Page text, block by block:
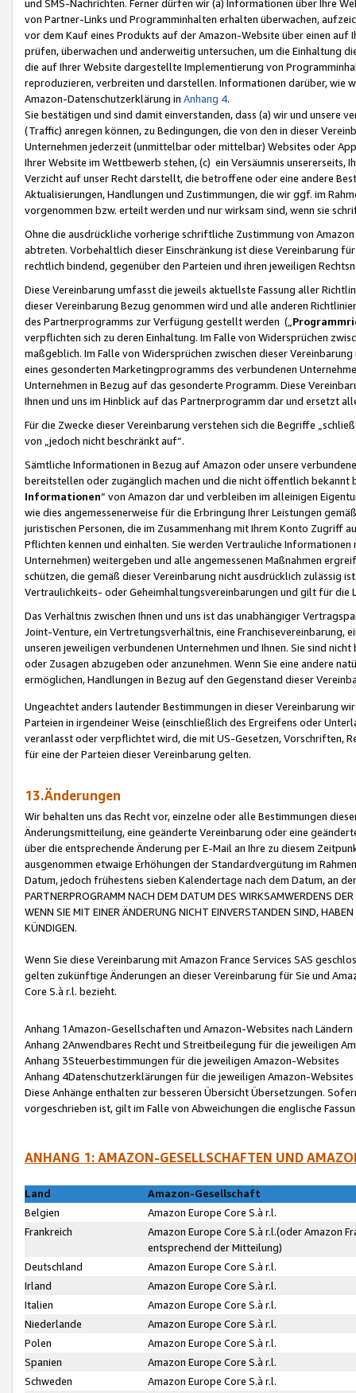
und SMS-Nachrichten. Ferner dürfen wir (a) Informationen über Ihre
von Partner-Links und Programminhalten erhalten überwachen,
vor dem Kauf eines Produkts auf der Amazon-Website über einen
prüfen, überwachen und anderweitig untersuchen, um die Einhaltung
die auf Ihrer Website dargestellte Implementierung von
reproduzieren, verbreiten und darstellen. Informationen darüber, wie
Amazon-Datenschutzerklärung in Anhang 4.
Sie bestätigen und sind damit einverstanden, dass (a) wir und
(Traffic) anregen können, zu Bedingungen, die von den in dieser
Unternehmen jederzeit (unmittelbar oder mittelbar) Websites oder
Ihrer Website im Wettbewerb stehen, (c) ein Versäumnis unsererseits,
Verzicht auf unser Recht darstellt, die betroffene oder eine andere
Aktualisierungen, Handlungen und Zustimmungen, die wir ggf. im
vorgenommen bzw. erteilt werden und nur wirksam sind, wenn sie
Ohne die ausdrückliche vorherige schriftliche Zustimmung von
abtreten. Vorbehaltlich dieser Einschränkung ist diese Vereinbarung
rechtlich bindend, gegenüber den Parteien und ihren jeweiligen
Diese Vereinbarung umfasst die jeweils aktuellste Fassung aller
dieser Vereinbarung Bezug genommen wird und alle anderen
des Partnerprogramms zur Verfügung gestellt werden („
verpflichten sich zu deren Einhaltung. Im Falle von Widersprüchen
maßgeblich. Im Falle von Widersprüchen zwischen dieser
eines gesonderten Marketingprogramms des verbundenen
Unternehmen in Bezug auf das gesonderte Programm. Diese
Ihnen und uns im Hinblick auf das Partnerprogramm dar und ersetzt
Für die Zwecke dieser Vereinbarung verstehen sich die Begriffe
von „jedoch nicht beschränkt auf“.
Sämtliche Informationen in Bezug auf Amazon oder unsere
bereitstellen oder zugänglich machen und die nicht öffentlich
Informationen“ von Amazon dar und verbleiben im alleinigen
wie dies angemessenerweise für die Erbringung Ihrer Leistungen
juristischen Personen, die im Zusammenhang mit Ihrem Konto
Pflichten kennen und einhalten. Sie werden Vertrauliche
Unternehmen) weitergeben und alle angemessenen Maßnahmen
schützen, die gemäß dieser Vereinbarung nicht ausdrücklich zulässig
Vertraulichkeits- oder Geheimhaltungsvereinbarungen und gilt für die
Das Verhältnis zwischen Ihnen und uns ist das unabhängiger
Joint-Venture, ein Vertretungsverhältnis, eine Franchisevereinbarung,
unseren jeweiligen verbundenen Unternehmen und Ihnen. Sie sind
oder Zusagen abzugeben oder anzunehmen. Wenn Sie eine andere
ermöglichen, Handlungen in Bezug auf den Gegenstand dieser
Ungeachtet anders lautender Bestimmungen in dieser Vereinbarung
Parteien in irgendeiner Weise (einschließlich des Ergreifens oder
veranlasst oder verpflichtet wird, die mit US-Gesetzen, Vorschriften,
für eine der Parteien dieser Vereinbarung gelten.
13.Änderungen
Wir behalten uns das Recht vor, einzelne oder alle Bestimmungen
Änderungsmitteilung, eine geänderte Vereinbarung oder eine
über die entsprechende Änderung per E-Mail an Ihre zu diesem
ausgenommen etwaige Erhöhungen der Standardvergütung im
Datum, jedoch frühestens sieben Kalendertage nach dem Datum, an
PARTNERPROGRAMM NACH DEM DATUM DES WIRKSAMWERDENS
WENN SIE MIT EINER ÄNDERUNG NICHT EINVERSTANDEN SIND,
KÜNDIGEN.
Wenn Sie diese Vereinbarung mit Amazon France Services SAS
gelten zukünftige Änderungen an dieser Vereinbarung für Sie und
Core S.à r.l. bezieht.
Anhang 1Amazon-Gesellschaften und Amazon-Websites nach Ländern
Anhang 2Anwendbares Recht und Streitbeilegung für die jeweiligen
Anhang 3Steuerbestimmungen für die jeweiligen Amazon-Websites
Anhang 4Datenschutzerklärungen für die jeweiligen Amazon-Websites
Diese Anhänge enthalten zur besseren Übersicht Übersetzungen.
vorgeschrieben ist, gilt im Falle von Abweichungen die englische
ANHANG 1: AMAZON-GESELLSCHAFTEN UND
Land
Amazon-Gesellschaft
Belgien
Amazon Europe Core S.à r.l.
Frankreich
Amazon Europe Core S.à r.l.(oder Amazon
entsprechend der Mitteilung)
Deutschland
Amazon Europe Core S.à r.l.
Irland
Amazon Europe Core S.à r.l.
Italien
Amazon Europe Core S.à r.l.
Niederlande
Amazon Europe Core S.à r.l.
Polen
Amazon Europe Core S.à r.l.
Spanien
Amazon Europe Core S.à r.l.
Schweden
Amazon Europe Core S.à r.l.